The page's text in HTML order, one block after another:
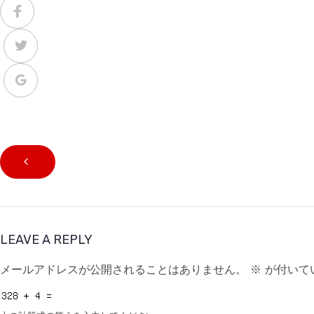
LEAVE A REPLY
メールアドレスが公開されることはありません。 ※ が付いて